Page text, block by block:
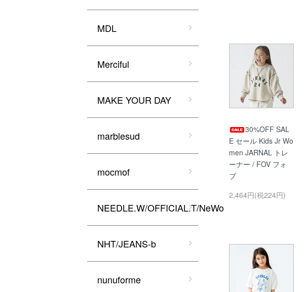
30%OFF SAL
E セール Kids Jr Wo
men JARNAL トレ
ーナー / FOV フォ
ブ
2,464円(税224円)
MDL
Merciful
MAKE YOUR DAY
marblesud
mocmof
NEEDLE.W/OFFICIAL.T/NeWo
NHT/JEANS-b
nunuforme